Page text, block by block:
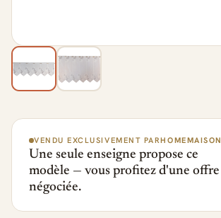
VENDU EXCLUSIVEMENT PARHOMEMAISON
Une seule enseigne propose ce
modèle — vous profitez d'une offre
négociée.